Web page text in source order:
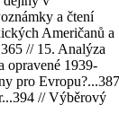
a čtení
Američanů a
// 15. Analýza
opravené 1939-
pro Evropu?...387
// Výběrový